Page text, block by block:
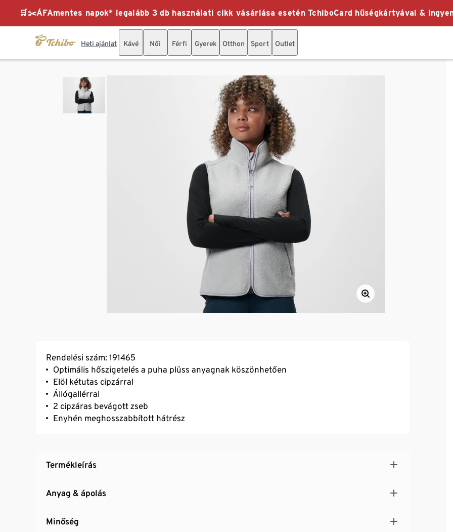
🛒✂️ÁFAmentes napok* legalább 3 db használati cikk vásárlása esetén TchiboCard hűségkártyával &
Heti ajánlat Kávé Női Férfi Gyerek Otthon Sport Outlet
Rendelési szám: 191465
Optimális hőszigetelés a puha plüss anyagnak köszönhetően
Elöl kétutas cipzárral
Állógallérral
2 cipzáras bevágott zseb
Enyhén meghosszabbított hátrész
Termékleírás
Anyag & ápolás
Minőség